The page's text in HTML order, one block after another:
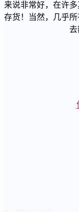
来说非常好，在许
存货！当然，几乎
去